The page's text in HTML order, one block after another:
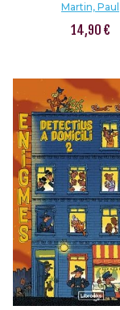
Martin, Paul
14,90 €